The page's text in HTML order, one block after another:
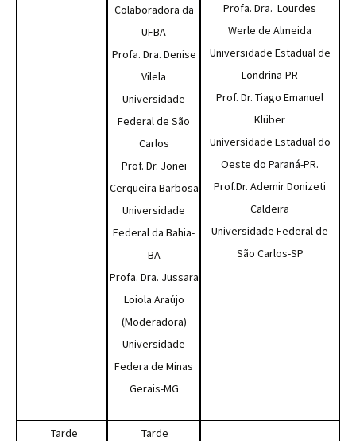
Colaboradora da
UFBA
Profa. Dra. Denise
Vilela
Universidade
Federal de São
Carlos
Prof. Dr. Jonei
Cerqueira Barbosa
Universidade
Federal da Bahia-
BA
Profa. Dra. Jussara
Loiola Araújo
(Moderadora)
Universidade
Federa de Minas
Gerais-MG
Profa. Dra. Lourdes
Werle de Almeida
Universidade Estadual de
Londrina-PR
Prof. Dr. Tiago Emanuel
Klüber
Universidade Estadual do
Oeste do Paraná-PR.
Prof.Dr. Ademir Donizeti
Caldeira
Universidade Federal de
São Carlos-SP
Tarde Tarde